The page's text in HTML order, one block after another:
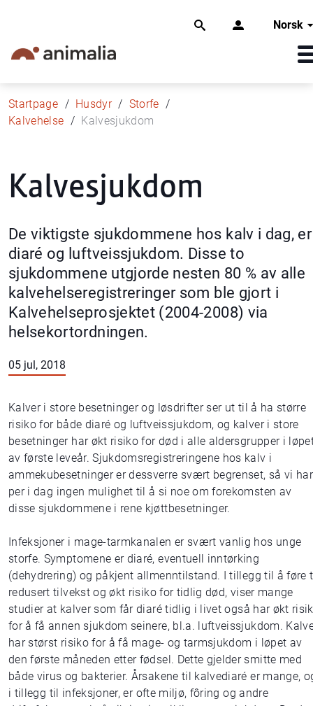
Norsk
Startpage Husdyr
Storfe
Kalvehelse
Kalvesjukdom
Kalvesjukdom
De viktigste sjukdommene hos kalv i dag, er
diaré og luftveissjukdom. Disse to
sjukdommene utgjorde nesten 80 % av alle
kalvehelseregistreringer som ble gjort i
Kalvehelseprosjektet (2004-2008) via
helsekortordningen.
05 jul, 2018
Kalver i store besetninger og løsdrifter ser ut til å ha større
risiko for både diaré og luftveissjukdom, og kalver i store
besetninger har økt risiko for død i alle aldersgrupper i
av første leveår. Sjukdomsregistreringene hos kalv i
ammekubesetninger er dessverre svært begrenset, så vi har
per i dag ingen mulighet til å si noe om forekomsten av
disse sjukdommene i rene kjøttbesetninger.
Infeksjoner i mage-tarmkanalen er svært vanlig hos unge
storfe. Symptomene er diaré, eventuell inntørking
(dehydrering) og påkjent allmenntilstand. I tillegg til å føre
redusert tilvekst og økt risiko for tidlig død, viser mange
studier at kalver som får diaré tidlig i livet også har økt
for å få annen sjukdom seinere, bl.a. luftveissjukdom.
har størst risiko for å få mage- og tarmsjukdom i løpet av
den første måneden etter fødsel. Dette gjelder smitte med
både virus og bakterier. Årsakene til kalvediaré er mange,
i tillegg til infeksjoner, er ofte miljø, fôring og andre